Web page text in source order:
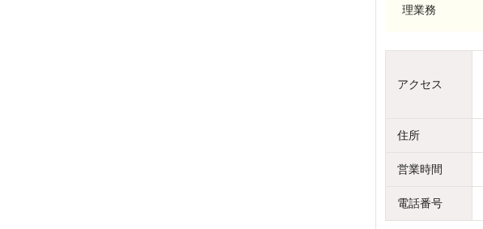
理業務
アクセス
住所
営業時間
電話番号